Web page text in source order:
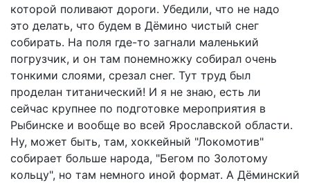
которой поливают дороги. Убедили, что не надо
это делать, что будем в Дёмино чистый снег
собирать. На поля где-то загнали маленький
погрузчик, и он там понемножку собирал очень
тонкими слоями, срезал снег. Тут труд был
проделан титанический! И я не знаю, есть ли
сейчас крупнее по подготовке мероприятия в
Рыбинске и вообще во всей Ярославской области.
Ну, может быть, там, хоккейный "Локомотив"
собирает больше народа, "Бегом по Золотому
кольцу", но там немного иной формат. А Дёминский